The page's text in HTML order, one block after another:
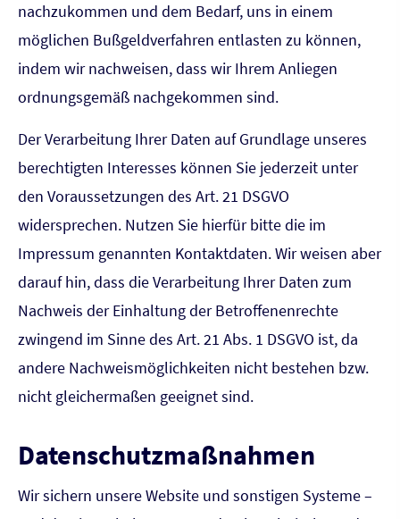
nachzukommen und dem Bedarf, uns in einem
möglichen Bußgeldverfahren entlasten zu können,
indem wir nachweisen, dass wir Ihrem Anliegen
ordnungsgemäß nachgekommen sind.
Der Verarbeitung Ihrer Daten auf Grundlage unseres
berechtigten Interesses können Sie jederzeit unter
den Voraussetzungen des Art. 21 DSGVO
widersprechen. Nutzen Sie hierfür bitte die im
Impressum genannten Kontaktdaten. Wir weisen aber
darauf hin, dass die Verarbeitung Ihrer Daten zum
Nachweis der Einhaltung der Betroffenenrechte
zwingend im Sinne des Art. 21 Abs. 1 DSGVO ist, da
andere Nachweismöglichkeiten nicht bestehen bzw.
nicht gleichermaßen geeignet sind.
Datenschutzmaßnahmen
Wir sichern unsere Website und sonstigen Systeme –